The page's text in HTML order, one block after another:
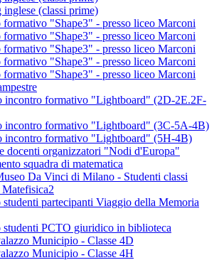
inglese (classi prime)
formativo "Shape3" - presso liceo Marconi
formativo "Shape3" - presso liceo Marconi
formativo "Shape3" - presso liceo Marconi
formativo "Shape3" - presso liceo Marconi
formativo "Shape3" - presso liceo Marconi
incontro formativo "Lightboard" (2D-2E.2F-
incontro formativo "Lightboard" (3C-5A-4B)
incontro formativo "Lightboard" (5H-4B)
docenti organizzatori "Nodi d'Europa"
squadra di matematica
Da Vinci di Milano - Studenti classi
Matefisica2
studenti partecipanti Viaggio della Memoria
studenti PCTO giuridico in biblioteca
Municipio - Classe 4D
Municipio - Classe 4H